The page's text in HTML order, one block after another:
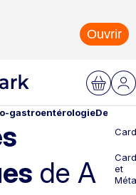
Ouvrir
gastroentérologie
de A
et